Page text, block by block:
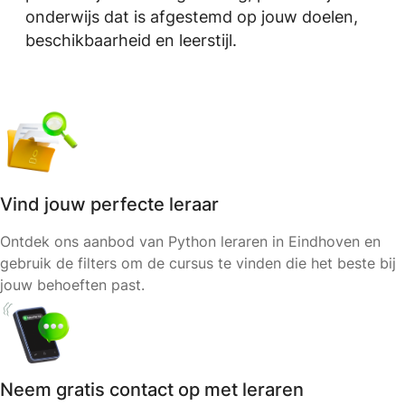
onderwijs dat is afgestemd op jouw doelen,
beschikbaarheid en leerstijl.
Vind jouw perfecte leraar
Ontdek ons aanbod van Python leraren in Eindhoven en
gebruik de filters om de cursus te vinden die het beste bij
jouw behoeften past.
Neem gratis contact op met leraren